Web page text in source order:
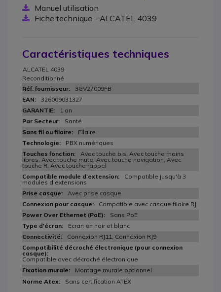
Manuel utilisation
Fiche technique - ALCATEL 4039
Caractéristiques techniques
ALCATEL 4039
Reconditionné
3GV27009FB
326009031327
1 an
Santé
Filaire
PBX numériques
Avec touche bis, Avec touche mains
libres, Avec touche mute, Avec touche navigation, Avec
touche R, Avec touche rappel
Compatible jusqu'à 3
modules d'extensions
Avec prise casque
Compatible avec casque filaire RJ
Sans PoE
Ecran en noir et blanc
Connexion RJ11, Connexion RJ9
Compatible avec décroché électronique
Montage murale optionnel
Sans certification ATEX